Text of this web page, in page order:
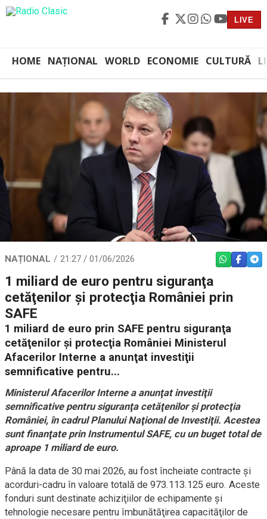
LIVE
HOME NAȚIONAL WORLD ECONOMIE CULTURĂ
NAȚIONAL 21:27 / 01/06/2026 WHATSAPP
1 miliard de euro pentru siguranţa
cetăţenilor şi protecţia României prin
SAFE
1 miliard de euro prin SAFE pentru siguranţa
cetăţenilor şi protecţia României Ministerul
Afacerilor Interne a anunţat investiţii
semnificative pentru...
Ministerul Afacerilor Interne a anunţat investiţii
semnificative pentru siguranţa cetăţenilor şi protecţia
României, în cadrul Planului Naţional de Investiţii. Acestea
sunt finanţate prin Instrumentul SAFE, cu un buget total de
aproape 1 miliard de euro.
Până la data de 30 mai 2026, au fost încheiate contracte şi
acorduri-cadru în valoare totală de 973.113.125 euro. Aceste
fonduri sunt destinate achiziţiilor de echipamente şi
tehnologie necesare pentru îmbunătăţirea capacităţilor de